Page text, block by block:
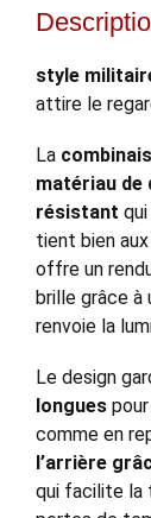
style
attire le
La
matériau de
résistant
tient bien
offre un
brille grâce à
renvoie la
Le design
longues
comme en
l’arrière
qui facilite la